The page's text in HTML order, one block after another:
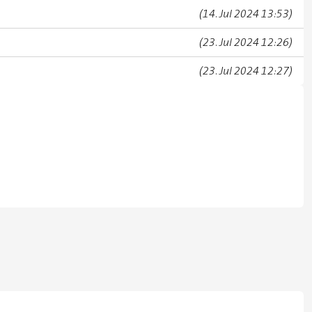
(14. Jul 2024 13:53)
(23. Jul 2024 12:26)
(23. Jul 2024 12:27)